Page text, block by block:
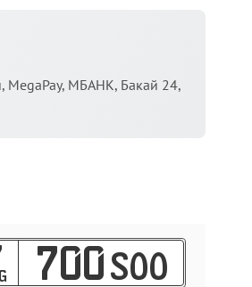
MegaPay, МБАНК, Бакай 24,
700 SOO